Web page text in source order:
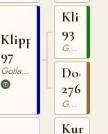
Klippman
97
Gotlandsruss
Klipp
93
Gotlandsruss
Dodo
276
Gotlandsruss
Kurre